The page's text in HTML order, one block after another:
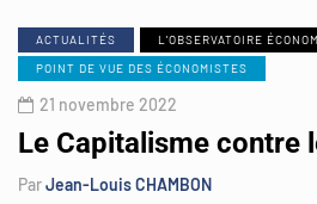
ACTUALITÉS
L'OBSERVATOIRE
POINT DE VUE DES ÉCONOMISTES
21 novembre 2022
Le Capitalisme contre
ParJean-Louis CHAMBON